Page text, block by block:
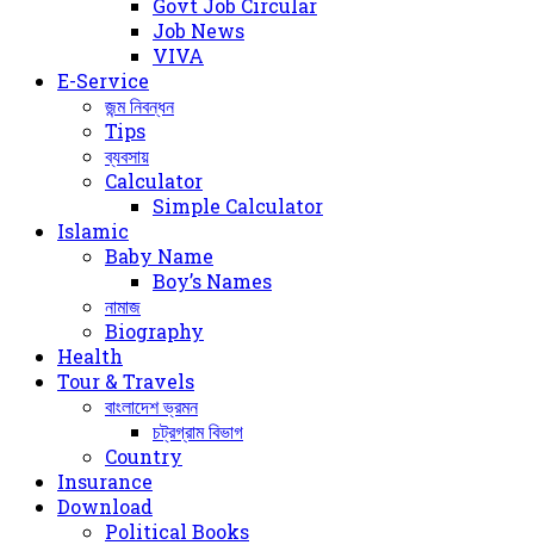
Govt Job Circular
Job News
VIVA
E-Service
জন্ম নিবন্ধন
Tips
ব্যবসায়
Calculator
Simple Calculator
Islamic
Baby Name
Boy’s Names
নামাজ
Biography
Health
Tour & Travels
বাংলাদেশ ভ্রমন
চট্রগ্রাম বিভাগ
Country
Insurance
Download
Political Books